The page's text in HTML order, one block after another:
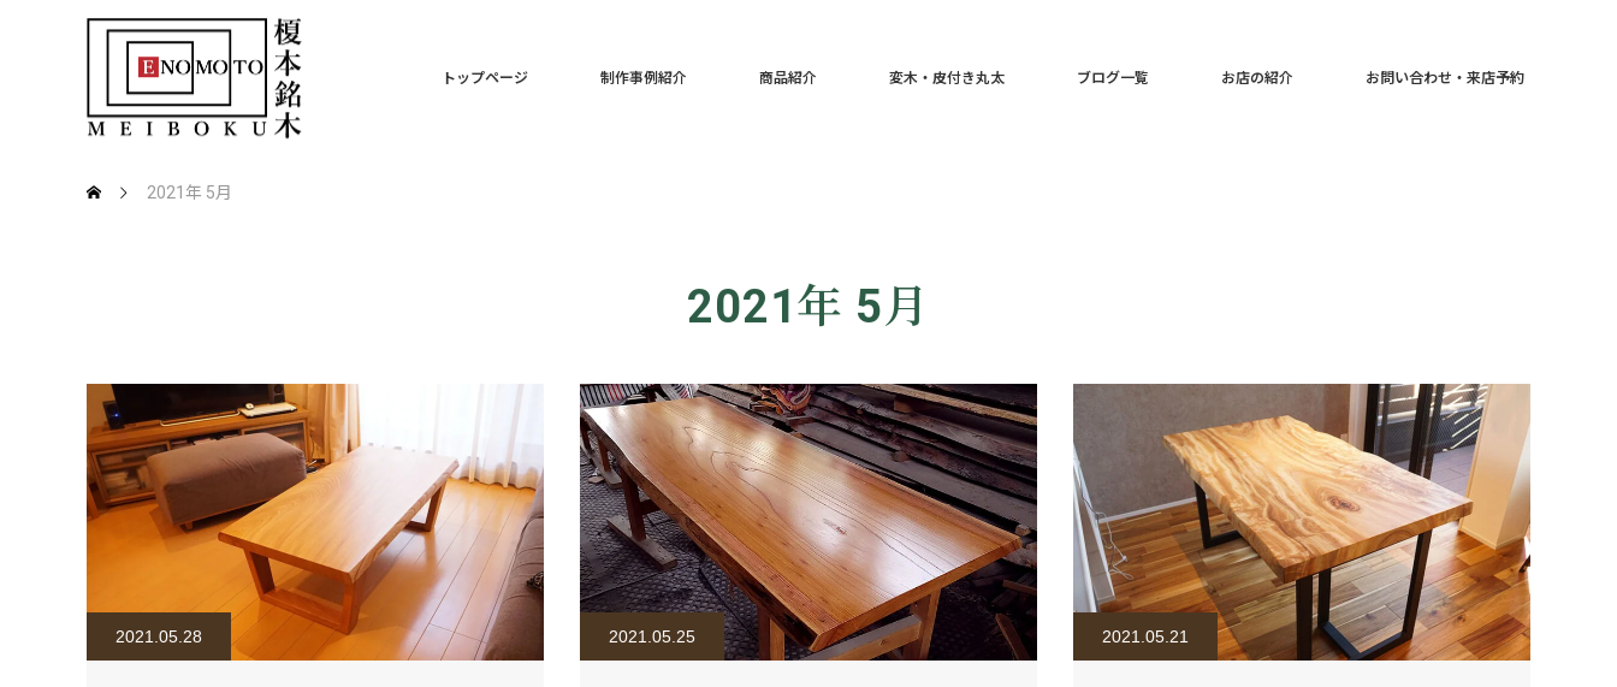
トップページ 制作事例紹介 商品紹介 変木・皮付き丸太 ブログ一覧 お店の紹介 お問い合わせ・来店予約
2021年 5月
2021年 5月
2021.05.28 2021.05.25 2021.05.21